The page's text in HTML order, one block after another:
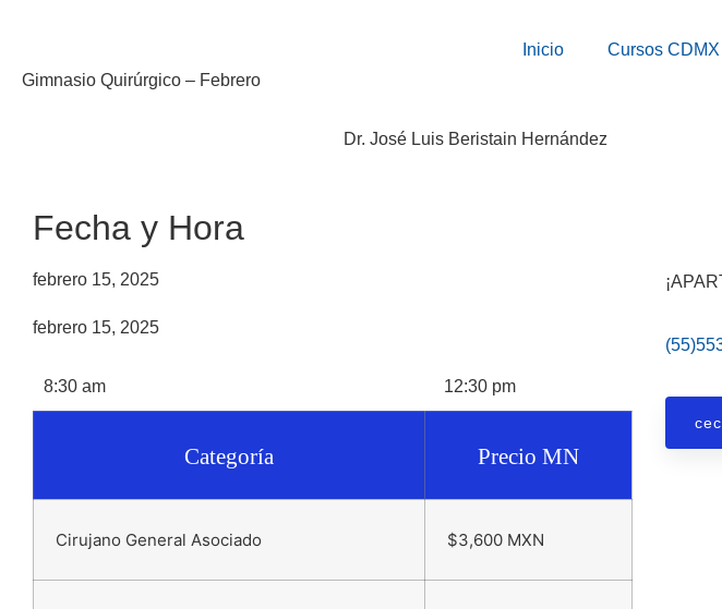
Inicio Cursos CDMX
Gimnasio Quirúrgico – Febrero
Dr. José Luis Beristain Hernández
Fecha y Hora
febrero 15, 2025
febrero 15, 2025
8:30 am 12:30 pm
Categoría Precio MN
Cirujano General Asociado $3,600 MXN